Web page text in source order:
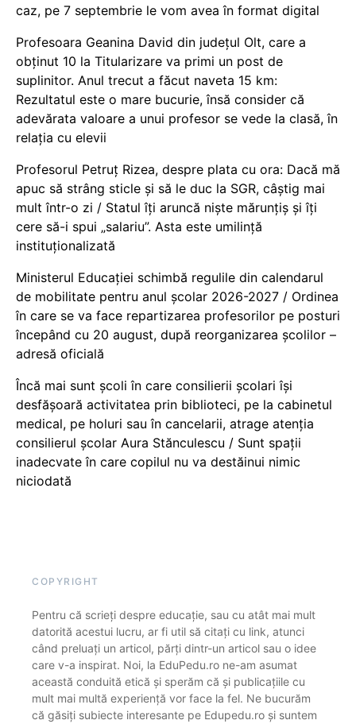
caz, pe 7 septembrie le vom avea în format digital
Profesoara Geanina David din județul Olt, care a
obținut 10 la Titularizare va primi un post de
suplinitor. Anul trecut a făcut naveta 15 km:
Rezultatul este o mare bucurie, însă consider că
adevărata valoare a unui profesor se vede la clasă, în
relația cu elevii
Profesorul Petruț Rizea, despre plata cu ora: Dacă mă
apuc să strâng sticle și să le duc la SGR, câștig mai
mult într-o zi / Statul îți aruncă niște mărunțiș și îți
cere să-i spui „salariu”. Asta este umilință
instituționalizată
Ministerul Educației schimbă regulile din calendarul
de mobilitate pentru anul școlar 2026-2027 / Ordinea
în care se va face repartizarea profesorilor pe posturi
începând cu 20 august, după reorganizarea școlilor –
adresă oficială
Încă mai sunt școli în care consilierii școlari își
desfășoară activitatea prin biblioteci, pe la cabinetul
medical, pe holuri sau în cancelarii, atrage atenția
consilierul școlar Aura Stănculescu / Sunt spații
inadecvate în care copilul nu va destăinui nimic
niciodată
COPYRIGHT
Pentru că scrieți despre educație, sau cu atât mai mult
datorită acestui lucru, ar fi util să citați cu link, atunci
când preluați un articol, părți dintr-un articol sau o idee
care v-a inspirat. Noi, la EduPedu.ro ne-am asumat
această conduită etică și sperăm că și publicațiile cu
mult mai multă experiență vor face la fel. Ne bucurăm
că găsiți subiecte interesante pe Edupedu.ro și suntem